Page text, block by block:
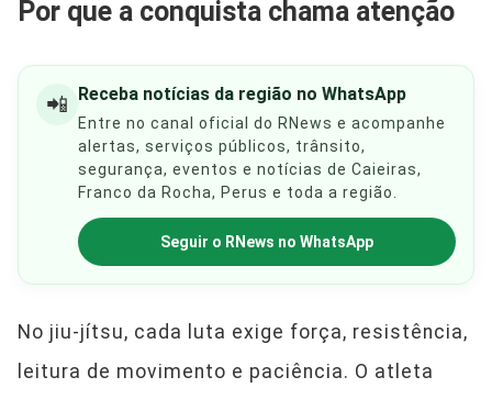
Por que a conquista chama atenção
📲 Receba notícias da região no WhatsApp
Entre no canal oficial do RNews e acompanhe
alertas, serviços públicos, trânsito,
segurança, eventos e notícias de Caieiras,
Franco da Rocha, Perus e toda a região.
Seguir o RNews no WhatsApp
No jiu-jítsu, cada luta exige força, resistência,
leitura de movimento e paciência. O atleta